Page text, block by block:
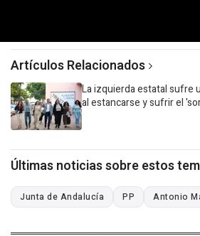
Artículos Relacionados
La izquierda estatal sufre
al estancarse y sufrir el
Últimas noticias sobre estos
Junta de Andalucía PP Antonio